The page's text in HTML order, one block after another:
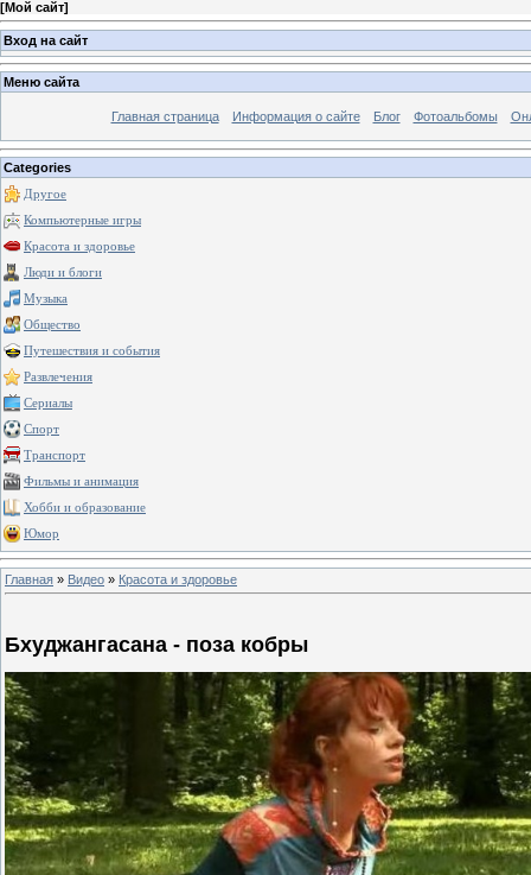
[Мой сайт]
Вход на сайт
Меню сайта
Главная страница Информация о сайте Блог Фотоальбомы
Categories
Другое
Компьютерные игры
Красота и здоровье
Люди и блоги
Музыка
Общество
Путешествия и события
Развлечения
Сериалы
Спорт
Транспорт
Фильмы и анимация
Хобби и образование
Юмор
Главная » Видео » Красота и здоровье
Бхуджангасана - поза кобры